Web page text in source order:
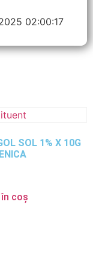
02:00:17
SOL 1% X 10G
coș